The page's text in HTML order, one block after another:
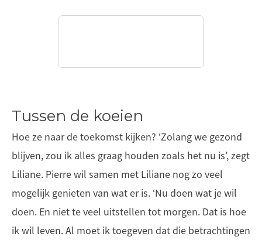
Tussen de koeien
Hoe ze naar de toekomst kijken? ‘Zolang we gezond
blijven, zou ik alles graag houden zoals het nu is’, zegt
Liliane. Pierre wil samen met Liliane nog zo veel
mogelijk genieten van wat er is. ‘Nu doen wat je wil
doen. En niet te veel uitstellen tot morgen. Dat is hoe
ik wil leven. Al moet ik toegeven dat die betrachtingen